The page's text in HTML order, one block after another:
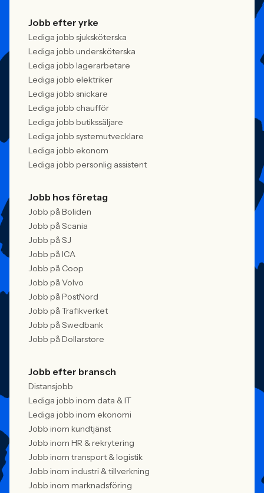
Jobb efter yrke
Lediga jobb sjuksköterska
Lediga jobb undersköterska
Lediga jobb lagerarbetare
Lediga jobb elektriker
Lediga jobb snickare
Lediga jobb chaufför
Lediga jobb butikssäljare
Lediga jobb systemutvecklare
Lediga jobb ekonom
Lediga jobb personlig assistent
Jobb hos företag
Jobb på Boliden
Jobb på Scania
Jobb på SJ
Jobb på ICA
Jobb på Coop
Jobb på Volvo
Jobb på PostNord
Jobb på Trafikverket
Jobb på Swedbank
Jobb på Dollarstore
Jobb efter bransch
Distansjobb
Lediga jobb inom data & IT
Lediga jobb inom ekonomi
Jobb inom kundtjänst
Jobb inom HR & rekrytering
Jobb inom transport & logistik
Jobb inom industri & tillverkning
Jobb inom marknadsföring